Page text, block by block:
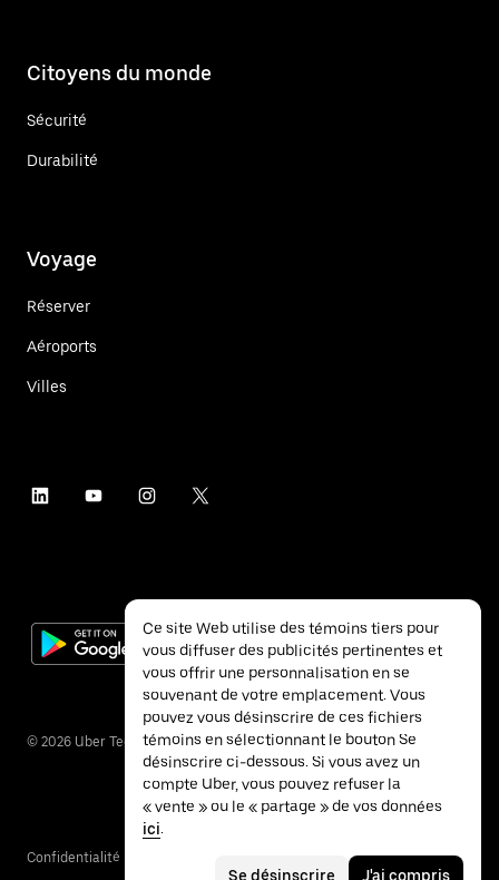
Citoyens du monde
Sécurité
Durabilité
Voyage
Réserver
Aéroports
Villes
© 2026 Uber Technologies inc.
Confidentialité
Ce site Web utilise des témoins tiers pour
vous diffuser des publicités pertinentes et
vous offrir une personnalisation en se
souvenant de votre emplacement. Vous
pouvez vous désinscrire de ces fichiers
témoins en sélectionnant le bouton Se
désinscrire ci-dessous. Si vous avez un
compte Uber, vous pouvez refuser la
« vente » ou le « partage » de vos données
ici.
Se désinscrire J'ai compris